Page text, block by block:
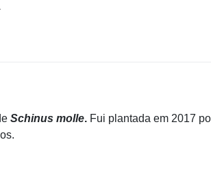
Schinus molle. Fui plantada em 2017